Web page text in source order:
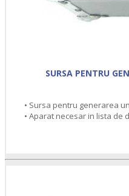
SURSA PENTRU
• Sursa pentru generarea
• Aparat necesar in lista de